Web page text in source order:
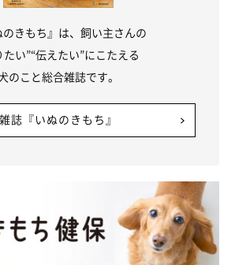
のきもち』は、飼い主さんの
たい”“伝えたい”にこたえる
のこと総合雑誌です。
雑誌『いぬのきもち』